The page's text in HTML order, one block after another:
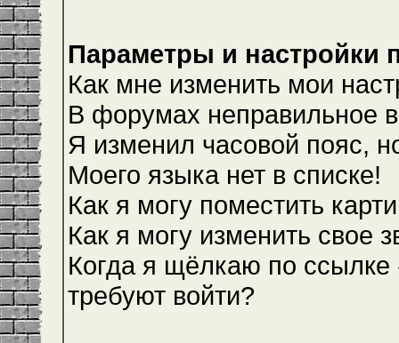
Параметры и настройки
Как мне изменить мои
В форумах неправильное
Я изменил часовой пояс,
Моего языка нет в списке!
Как я могу поместить
Как я могу изменить свое
Когда я щёлкаю по ссылке
требуют войти?